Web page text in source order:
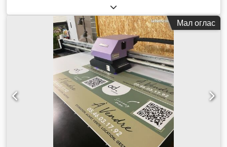
Мал оглас